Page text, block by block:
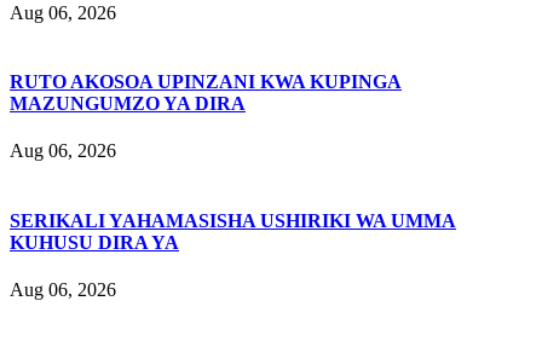
Aug 06, 2026
RUTO AKOSOA UPINZANI KWA KUPINGA
MAZUNGUMZO YA DIRA
Aug 06, 2026
SERIKALI YAHAMASISHA USHIRIKI WA UMMA
KUHUSU DIRA YA
Aug 06, 2026